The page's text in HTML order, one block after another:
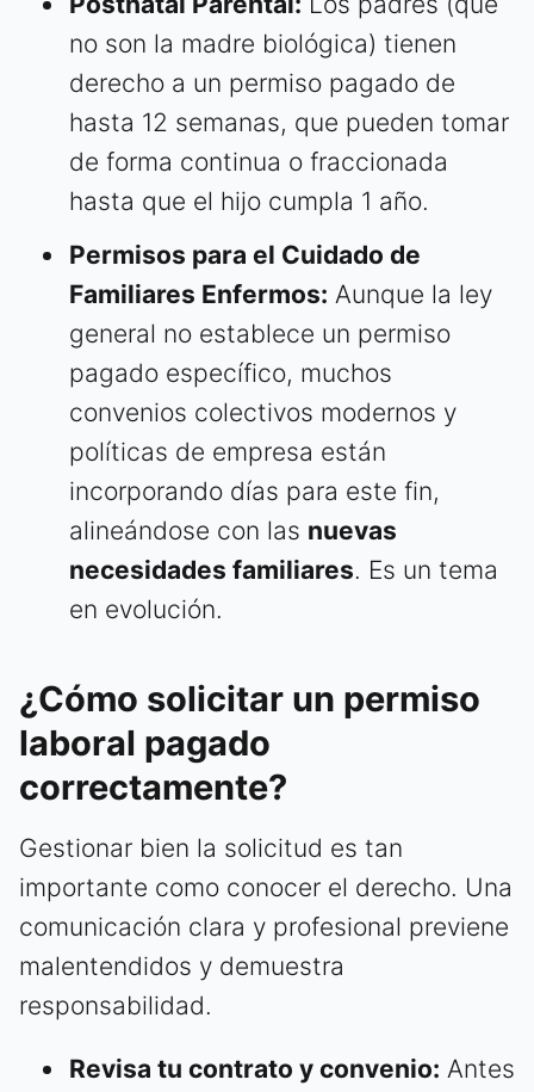
no son la madre biológica) tienen
derecho a un permiso pagado de
hasta 12 semanas, que pueden tomar
de forma continua o fraccionada
hasta que el hijo cumpla 1 año.
Permisos para el Cuidado de
Familiares Enfermos: Aunque la ley
general no establece un permiso
pagado específico, muchos
convenios colectivos modernos y
políticas de empresa están
incorporando días para este fin,
alineándose con las nuevas
necesidades familiares. Es un tema
en evolución.
¿Cómo solicitar un permiso
laboral pagado
correctamente?
Gestionar bien la solicitud es tan
importante como conocer el derecho. Una
comunicación clara y profesional previene
malentendidos y demuestra
responsabilidad.
Revisa tu contrato y convenio: Antes